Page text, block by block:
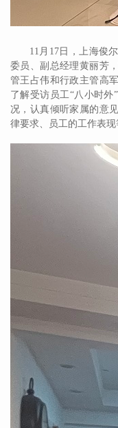
11月17日，上海俊
委员、副总经理黄丽芳
管王占伟和行政主管高
了解受访员工“八小时
况，认真倾听家属的意
律要求、员工的工作表现